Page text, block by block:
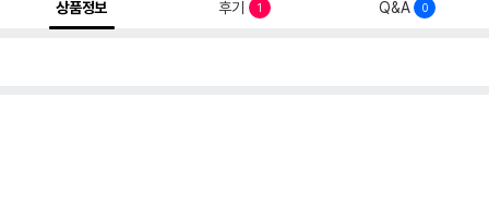
상품정보 후기 1 Q&A 0